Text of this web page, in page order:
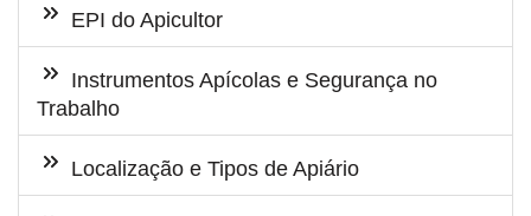
EPI do Apicultor
Instrumentos Apícolas e Segurança no
Trabalho
Localização e Tipos de Apiário